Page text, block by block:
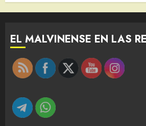
EL MALVINENSE EN LAS